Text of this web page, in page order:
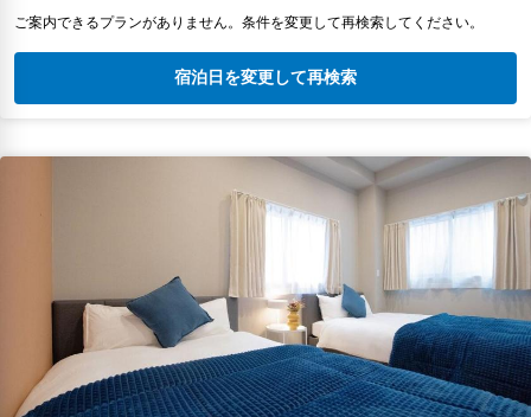
ご案内できるプランがありません。条件を変更して再検索してください。
宿泊日を変更して再検索